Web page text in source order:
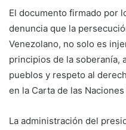
El documento firmado por
denuncia que la
Venezolano, no solo es
principios de la soberanía,
pueblos y respeto al
en la Carta de las Naciones
La administración del